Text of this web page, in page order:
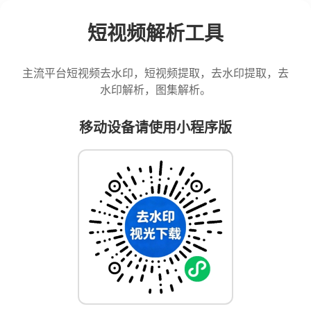
短视频解析工具
主流平台短视频去水印，短视频提取，去水印提取，去
水印解析，图集解析。
移动设备请使用小程序版